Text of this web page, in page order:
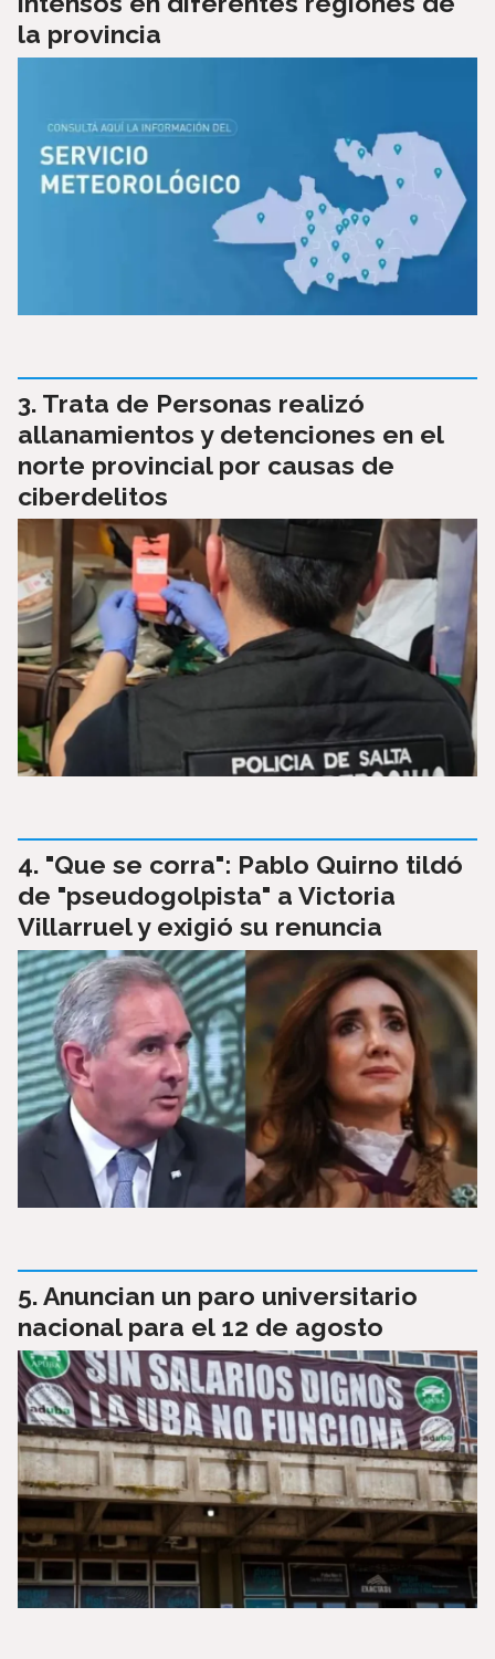
la provincia
Trata de Personas realizó
allanamientos y detenciones en el
norte provincial por causas de
ciberdelitos
"Que se corra": Pablo Quirno tildó
de "pseudogolpista" a Victoria
Villarruel y exigió su renuncia
Anuncian un paro universitario
nacional para el 12 de agosto